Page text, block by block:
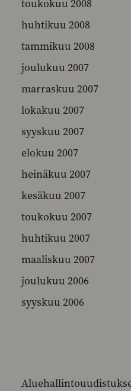
toukokuu 2008
huhtikuu 2008
tammikuu 2008
joulukuu 2007
marraskuu 2007
lokakuu 2007
syyskuu 2007
elokuu 2007
heinäkuu 2007
kesäkuu 2007
toukokuu 2007
huhtikuu 2007
maaliskuu 2007
joulukuu 2006
syyskuu 2006